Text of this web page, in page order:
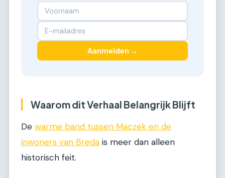
Aanmelden →
Waarom dit Verhaal Belangrijk Blijft
De warme band tussen Maczek en de
inwoners van Breda is meer dan alleen
historisch feit.